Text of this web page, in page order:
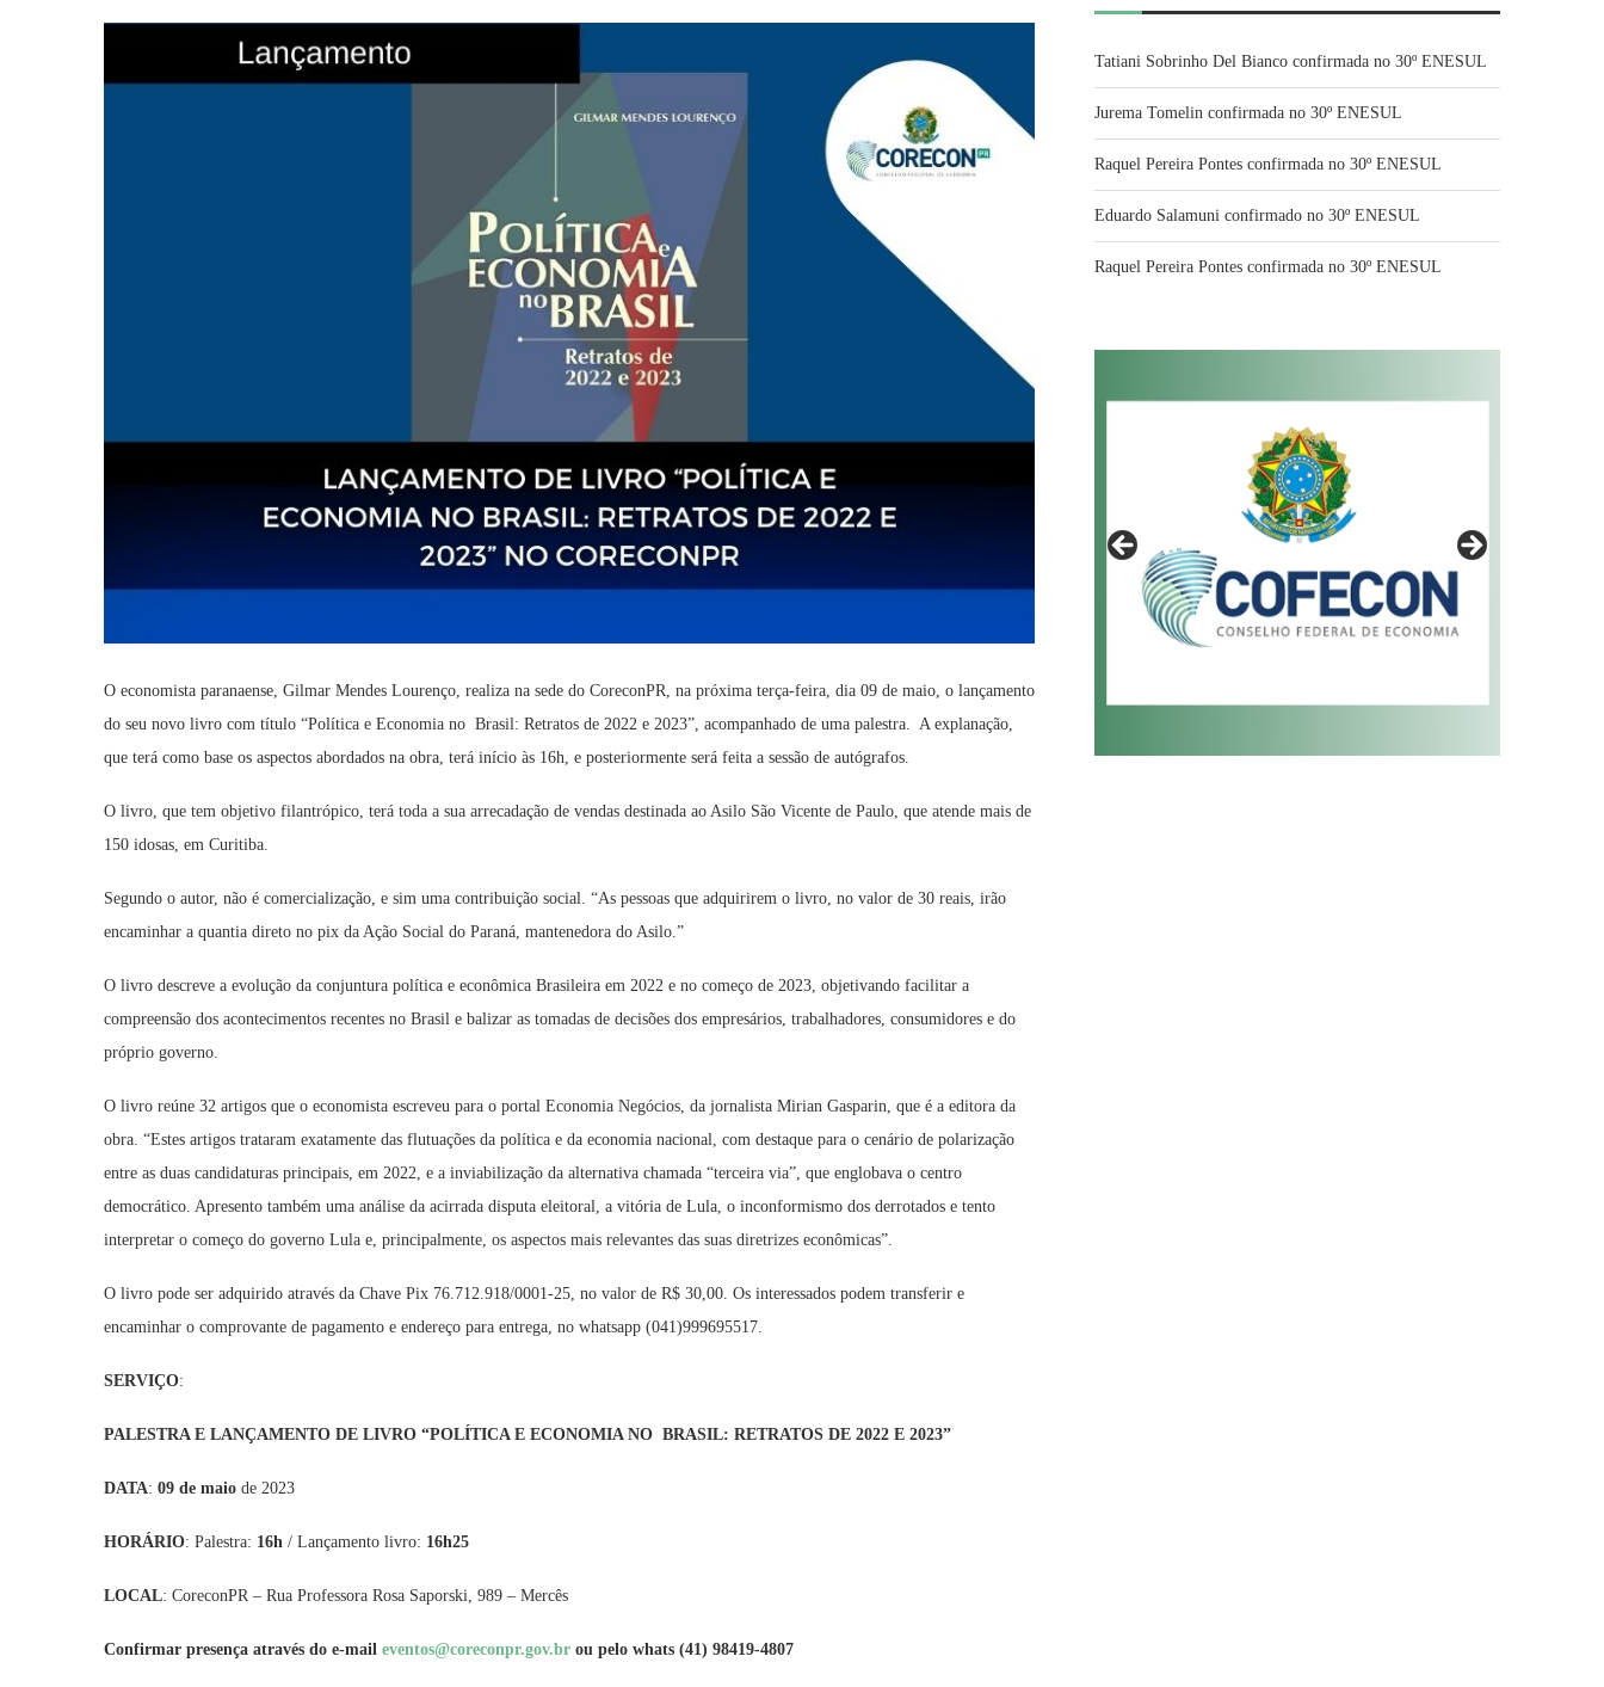
O economista paranaense, Gilmar Mendes Lourenço, realiza na sede do CoreconPR, na próxima terça-feira, dia 09 de maio, o lançamento
do seu novo livro com título “Política e Economia no Brasil: Retratos de 2022 e 2023”, acompanhado de uma palestra. A explanação,
que terá como base os aspectos abordados na obra, terá início às 16h, e posteriormente será feita a sessão de autógrafos.
O livro, que tem objetivo filantrópico, terá toda a sua arrecadação de vendas destinada ao Asilo São Vicente de Paulo, que atende mais de
150 idosas, em Curitiba.
Segundo o autor, não é comercialização, e sim uma contribuição social. “As pessoas que adquirirem o livro, no valor de 30 reais, irão
encaminhar a quantia direto no pix da Ação Social do Paraná, mantenedora do Asilo.”
O livro descreve a evolução da conjuntura política e econômica Brasileira em 2022 e no começo de 2023, objetivando facilitar a
compreensão dos acontecimentos recentes no Brasil e balizar as tomadas de decisões dos empresários, trabalhadores, consumidores e do
próprio governo.
O livro reúne 32 artigos que o economista escreveu para o portal Economia Negócios, da jornalista Mirian Gasparin, que é a editora da
obra. “Estes artigos trataram exatamente das flutuações da política e da economia nacional, com destaque para o cenário de polarização
entre as duas candidaturas principais, em 2022, e a inviabilização da alternativa chamada “terceira via”, que englobava o centro
democrático. Apresento também uma análise da acirrada disputa eleitoral, a vitória de Lula, o inconformismo dos derrotados e tento
interpretar o começo do governo Lula e, principalmente, os aspectos mais relevantes das suas diretrizes econômicas”.
O livro pode ser adquirido através da Chave Pix 76.712.918/0001-25, no valor de R$ 30,00. Os interessados podem transferir e
encaminhar o comprovante de pagamento e endereço para entrega, no whatsapp (041)999695517.
SERVIÇO:
PALESTRA E LANÇAMENTO DE LIVRO “POLÍTICA E ECONOMIA NO BRASIL: RETRATOS DE 2022 E 2023”
DATA: 09 de maio de 2023
HORÁRIO: Palestra: 16h / Lançamento livro: 16h25
LOCAL: CoreconPR – Rua Professora Rosa Saporski, 989 – Mercês
Confirmar presença através do e-mail eventos@coreconpr.gov.br ou pelo whats (41) 98419-4807
Tatiani Sobrinho Del Bianco confirmada no 30º ENESUL
Jurema Tomelin confirmada no 30º ENESUL
Raquel Pereira Pontes confirmada no 30º ENESUL
Eduardo Salamuni confirmado no 30º ENESUL
Raquel Pereira Pontes confirmada no 30º ENESUL